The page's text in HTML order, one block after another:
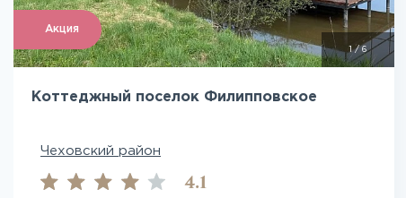
Акция
1/ 6
Коттеджный поселок Филипповское
Чеховский район
4.1